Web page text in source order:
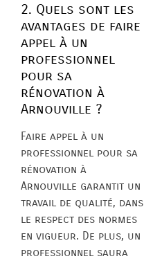
2. Quels sont les
avantages de faire
appel à un
professionnel
pour sa
rénovation à
Arnouville ?
Faire appel à un
professionnel pour sa
rénovation à
Arnouville garantit un
travail de qualité, dans
le respect des normes
en vigueur. De plus, un
professionnel saura